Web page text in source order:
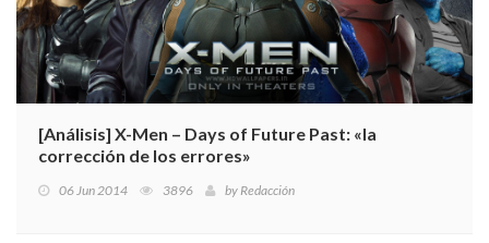
[Análisis] X-Men – Days of Future Past: «la
corrección de los errores»
06 Jun 2014 3896 byRedacción